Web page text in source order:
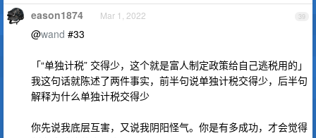
39
eason1874 Mar 1, 2022
@wand #33
「“单独计税” 交得少，这个就是富人制定政策给自己逃税用的」
我这句话就陈述了两件事实，前半句说单独计税交得少，后半句
解释为什么单独计税交得少
你先说我底层互害，又说我阴阳怪气。你是有多成功，才会觉得